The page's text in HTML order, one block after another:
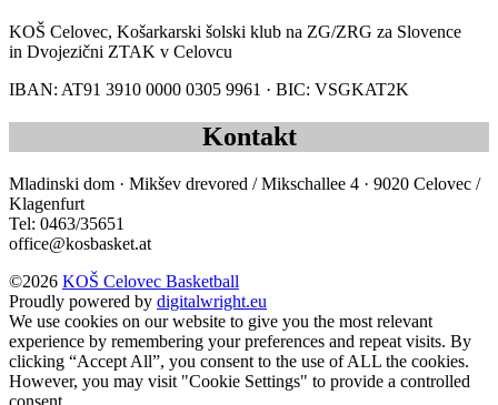
KOŠ Celovec, Košarkarski šolski klub na ZG/ZRG za Slovence
in Dvojezični ZTAK v Celovcu
IBAN: AT91 3910 0000 0305 9961 · BIC: VSGKAT2K
Kontakt
Mladinski dom · Mikšev drevored / Mikschallee 4 · 9020 Celovec /
Klagenfurt
Tel: 0463/35651
office@kosbasket.at
©2026 KOŠ Celovec Basketball
Proudly powered by digitalwright.eu
We use cookies on our website to give you the most relevant
experience by remembering your preferences and repeat visits. By
clicking “Accept All”, you consent to the use of ALL the cookies.
However, you may visit "Cookie Settings" to provide a controlled
consent.